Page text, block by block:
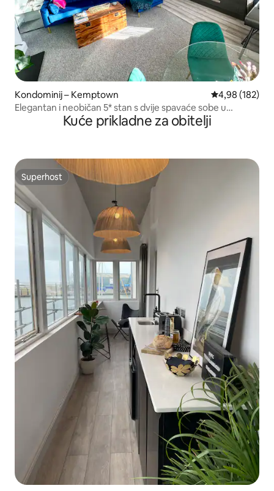
Kondominij – Kemptown Prosječna
4,98 (182)
Elegantan i neobičan 5* stan s dvije spavaće sobe u
KemptownuKuće prikladne za obitelji
Superhost
Superhost